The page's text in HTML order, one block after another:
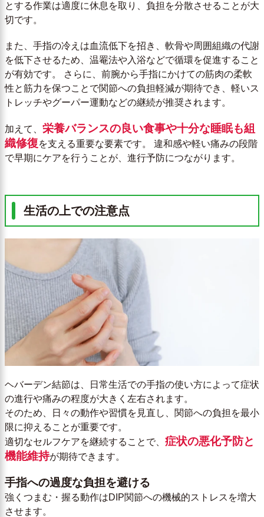
とする作業は適度に休息を取り、負担を分散させることが大
切です。
また、手指の冷えは血流低下を招き、軟骨や周囲組織の代謝
を低下させるため、温罨法や入浴などで循環を促進すること
が有効です。 さらに、前腕から手指にかけての筋肉の柔軟
性と筋力を保つことで関節への負担軽減が期待でき、軽いス
トレッチやグーパー運動などの継続が推奨されます。
加えて、 栄養バランスの良い食事や十分な睡眠も組
織修復を支える重要な要素です。 違和感や軽い痛みの段階
で早期にケアを行うことが、進行予防につながります。
生活の上での注意点
ヘバーデン結節は、日常生活での手指の使い方によって症状
の進行や痛みの程度が大きく左右されます。
そのため、日々の動作や習慣を見直し、関節への負担を最小
限に抑えることが重要です。
適切なセルフケアを継続することで、 症状の悪化予防と
機能維持が期待できます。
手指への過度な負担を避ける
強くつまむ・握る動作はDIP関節への機械的ストレスを増大
させます。